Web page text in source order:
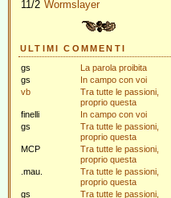
11/2 Wormslayer
ULTIMI COMMENTI
gs
La parola proibita
gs
In campo con voi
vb
Tra tutte le passioni,
proprio questa
finelli
In campo con voi
gs
Tra tutte le passioni,
proprio questa
MCP
Tra tutte le passioni,
proprio questa
.mau.
Tra tutte le passioni,
proprio questa
gs
Tra tutte le passioni,